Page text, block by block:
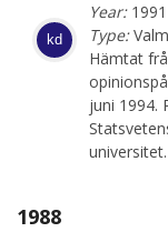
kd
Year:1991
Type:
Hämtat
juni 1994.
universitet.
1988